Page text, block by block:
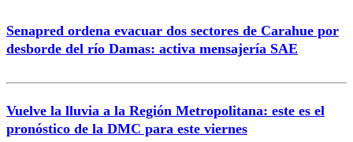
Correo
Enviar comentario
Senapred ordena evacuar dos sectores de Carahue por
desborde del río Damas: activa mensajería SAE
Vuelve la lluvia a la Región Metropolitana: este es el
pronóstico de la DMC para este viernes